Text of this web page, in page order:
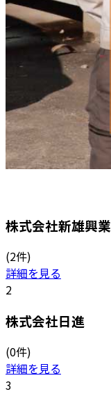
株式会社新雄興業
(2件)
詳細を見る
2
株式会社日進
(0件)
詳細を見る
3